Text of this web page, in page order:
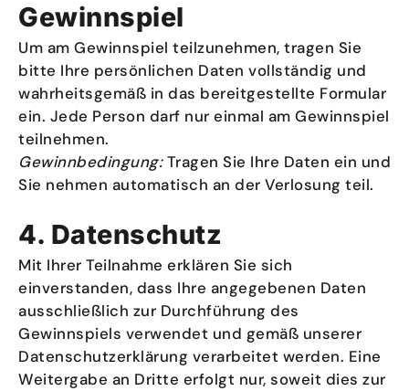
Gewinnspiel
Um am Gewinnspiel teilzunehmen, tragen Sie
bitte Ihre persönlichen Daten vollständig und
wahrheitsgemäß in das bereitgestellte Formular
ein. Jede Person darf nur einmal am Gewinnspiel
teilnehmen.
Gewinnbedingung:Tragen Sie Ihre Daten ein und
Sie nehmen automatisch an der Verlosung teil.
4. Datenschutz
Mit Ihrer Teilnahme erklären Sie sich
einverstanden, dass Ihre angegebenen Daten
ausschließlich zur Durchführung des
Gewinnspiels verwendet und gemäß unserer
Datenschutzerklärung verarbeitet werden. Eine
Weitergabe an Dritte erfolgt nur, soweit dies zur